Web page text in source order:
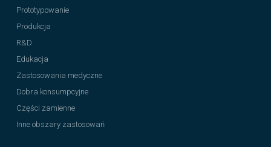
Prototypowanie
Produkcja
R&D
Edukacja
Zastosowania medyczne
Dobra konsumpcyjne
Części zamienne
Inne obszary zastosowań